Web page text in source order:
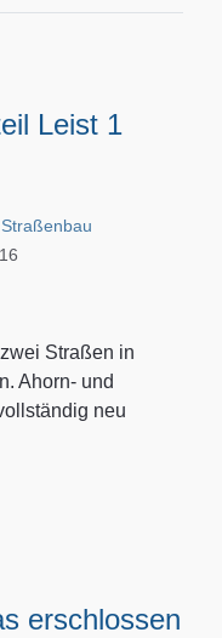
Leist 1
Straßenbau
Straßen in
Ahorn- und
neu
erschlossen